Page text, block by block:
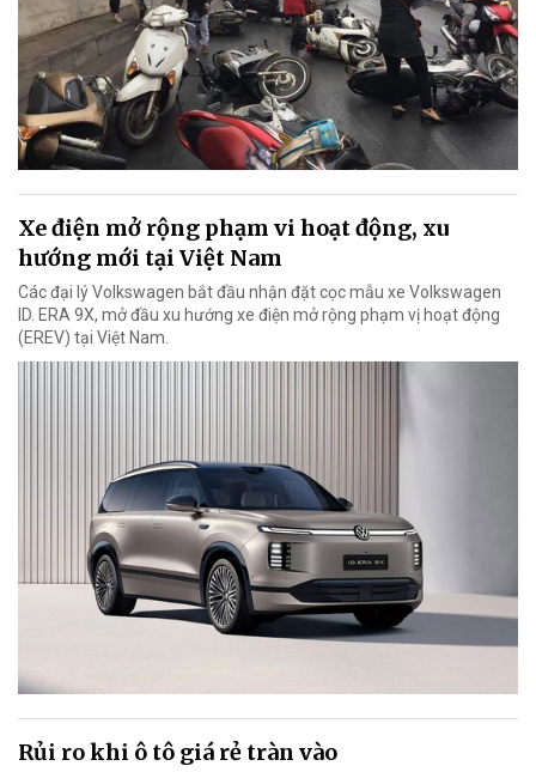
Xe điện mở rộng phạm vi hoạt động, xu
hướng mới tại Việt Nam
Các đại lý Volkswagen bắt đầu nhận đặt cọc mẫu xe Volkswagen
ID. ERA 9X, mở đầu xu hướng xe điện mở rộng phạm vị hoạt động
(EREV) tại Việt Nam.
Rủi ro khi ô tô giá rẻ tràn vào